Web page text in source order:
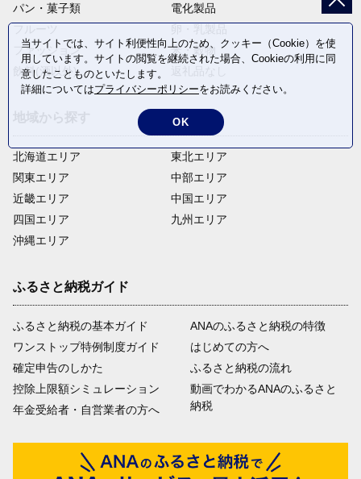
パン・菓子類
電化製品
ファッション
米・穀物
飲料(酒以外)
北海道エリア
関東エリア
近畿エリア
四国エリア
沖縄エリア
東北エリア
中部エリア
中国エリア
九州エリア
ふるさと納税ガイド
ふるさと納税の基本ガイド
ワンストップ特例制度ガイド
確定申告のしかた
控除上限額シミュレーション
年金受給者・自営業者の方へ
ANAのふるさと納税の特徴
はじめての方へ
ふるさと納税の流れ
動画でわかるANAのふるさと
納税
当サイトでは、サイト利便性向上のため、クッキー（Cookie）を使
用しています。サイトの閲覧を継続された場合、Cookieの利用に同
意したことものといたします。
詳細についてはプライバシーポリシーをお読みください。
OK